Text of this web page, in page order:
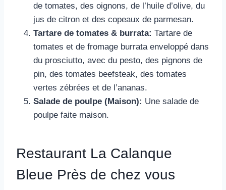
de tomates, des oignons, de l’huile d’olive, du
jus de citron et des copeaux de parmesan.
Tartare de tomates & burrata: Tartare de
tomates et de fromage burrata enveloppé dans
du prosciutto, avec du pesto, des pignons de
pin, des tomates beefsteak, des tomates
vertes zébrées et de l’ananas.
Salade de poulpe (Maison): Une salade de
poulpe faite maison.
Restaurant La Calanque
Bleue Près de chez vous